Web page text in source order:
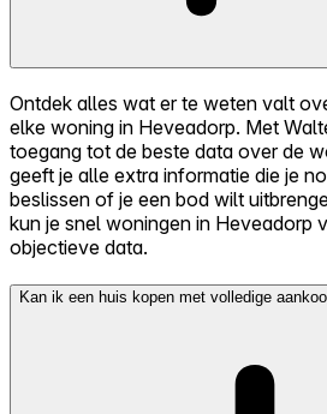
Ontdek alles wat er te weten valt
elke woning in Heveadorp. Met
toegang tot de beste data over de
geeft je alle extra informatie die je
beslissen of je een bod wilt
kun je snel woningen in Heveadorp
objectieve data.
Kan ik een huis kopen met volledige